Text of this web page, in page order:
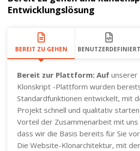
Entwicklungslösung
BEREIT ZU GEHEN BENUTZERDEFINIERT
Bereit zur Plattform: Auf unserer
Klonskript -Plattform wurden
Standardfunktionen entwickelt, mit
Projekt schnell und qualitativ
Vorteil der Zusammenarbeit mit
dass wir die Basis bereits für Sie
Die Website-Klonarchitektur, mit